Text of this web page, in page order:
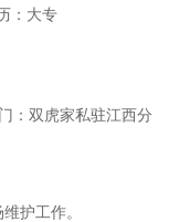
：大专
：双虎家私驻江西分
护工作。